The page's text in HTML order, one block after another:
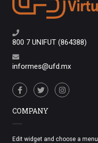
800 7 UNIFUT (864388)
informes@ufd.mx
COMPANY
Edit widget and choose a menu